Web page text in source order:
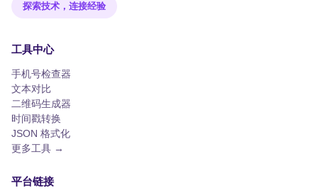
探索技术，连接经验
工具中心
手机号检查器
文本对比
二维码生成器
时间戳转换
JSON 格式化
更多工具 →
平台链接